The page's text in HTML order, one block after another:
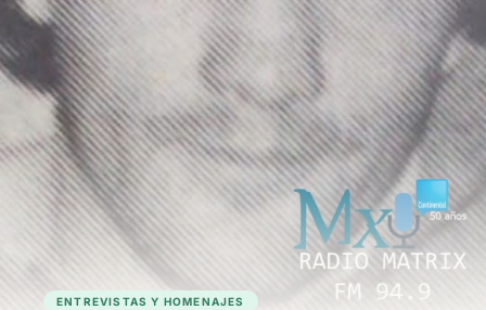
ENTREVISTAS Y HOMENAJES